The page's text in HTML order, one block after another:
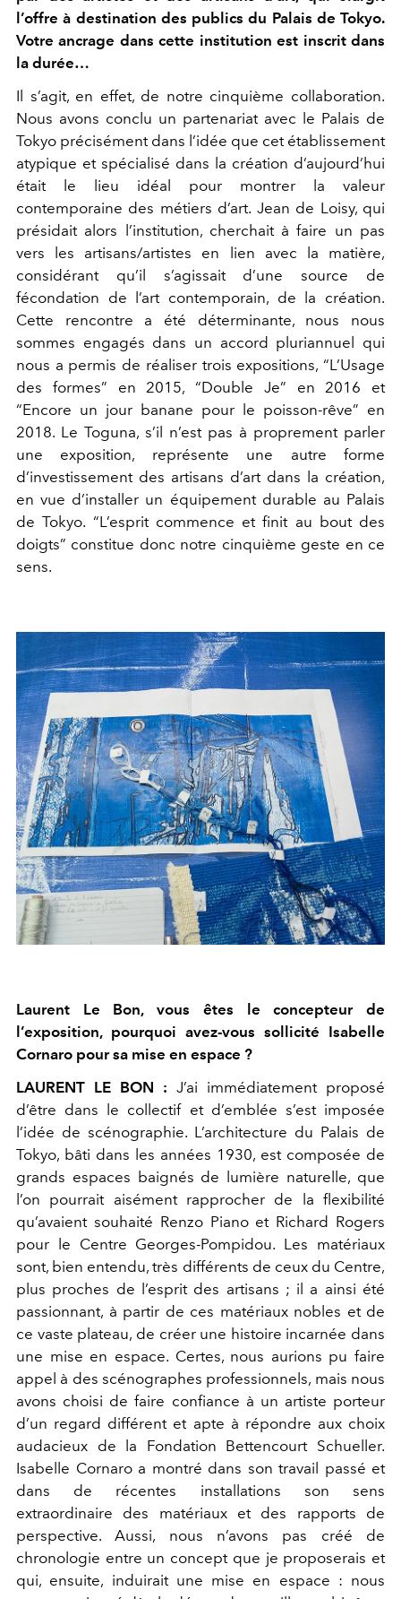
l’offre à destination des publics du Palais de Tokyo.
Votre ancrage dans cette institution est inscrit dans
la durée…
Il s’agit, en effet, de notre cinquième collaboration.
Nous avons conclu un partenariat avec le Palais de
Tokyo précisément dans l’idée que cet établissement
atypique et spécialisé dans la création d’aujourd’hui
était le lieu idéal pour montrer la valeur
contemporaine des métiers d’art. Jean de Loisy, qui
présidait alors l’institution, cherchait à faire un pas
vers les artisans/artistes en lien avec la matière,
considérant qu’il s’agissait d’une source de
fécondation de l’art contemporain, de la création.
Cette rencontre a été déterminante, nous nous
sommes engagés dans un accord pluriannuel qui
nous a permis de réaliser trois expositions, “L’Usage
des formes” en 2015, “Double Je” en 2016 et
“Encore un jour banane pour le poisson-rêve” en
2018. Le Toguna, s’il n’est pas à proprement parler
une exposition, représente une autre forme
d’investissement des artisans d’art dans la création,
en vue d’installer un équipement durable au Palais
de Tokyo. “L’esprit commence et finit au bout des
doigts” constitue donc notre cinquième geste en ce
sens.
Laurent Le Bon, vous êtes le concepteur de
l’exposition, pourquoi avez-vous sollicité Isabelle
Cornaro pour sa mise en espace ?
LAURENT LE BON : J’ai immédiatement proposé
d’être dans le collectif et d’emblée s’est imposée
l’idée de scénographie. L’architecture du Palais de
Tokyo, bâti dans les années 1930, est composée de
grands espaces baignés de lumière naturelle, que
l’on pourrait aisément rapprocher de la flexibilité
qu’avaient souhaité Renzo Piano et Richard Rogers
pour le Centre Georges-Pompidou. Les matériaux
sont, bien entendu, très différents de ceux du Centre,
plus proches de l’esprit des artisans ; il a ainsi été
passionnant, à partir de ces matériaux nobles et de
ce vaste plateau, de créer une histoire incarnée dans
une mise en espace. Certes, nous aurions pu faire
appel à des scénographes professionnels, mais nous
avons choisi de faire confiance à un artiste porteur
d’un regard différent et apte à répondre aux choix
audacieux de la Fondation Bettencourt Schueller.
Isabelle Cornaro a montré dans son travail passé et
dans de récentes installations son sens
extraordinaire des matériaux et des rapports de
perspective. Aussi, nous n’avons pas créé de
chronologie entre un concept que je proposerais et
qui, ensuite, induirait une mise en espace : nous